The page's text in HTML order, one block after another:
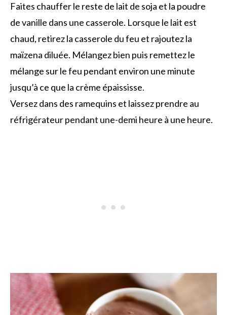
Faites chauffer le reste de lait de soja et la poudre
de vanille dans une casserole. Lorsque le lait est
chaud, retirez la casserole du feu et rajoutez la
maïzena diluée. Mélangez bien puis remettez le
mélange sur le feu pendant environ une minute
jusqu’à ce que la crème épaississe.
Versez dans des ramequins et laissez prendre au
réfrigérateur pendant une-demi heure à une heure.